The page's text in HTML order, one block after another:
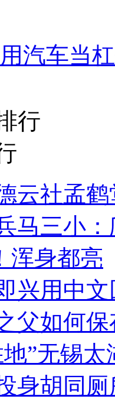
汽车当
行
云社孟
马三小
浑身都亮
兴用中
父如何
”无锡
身胡同